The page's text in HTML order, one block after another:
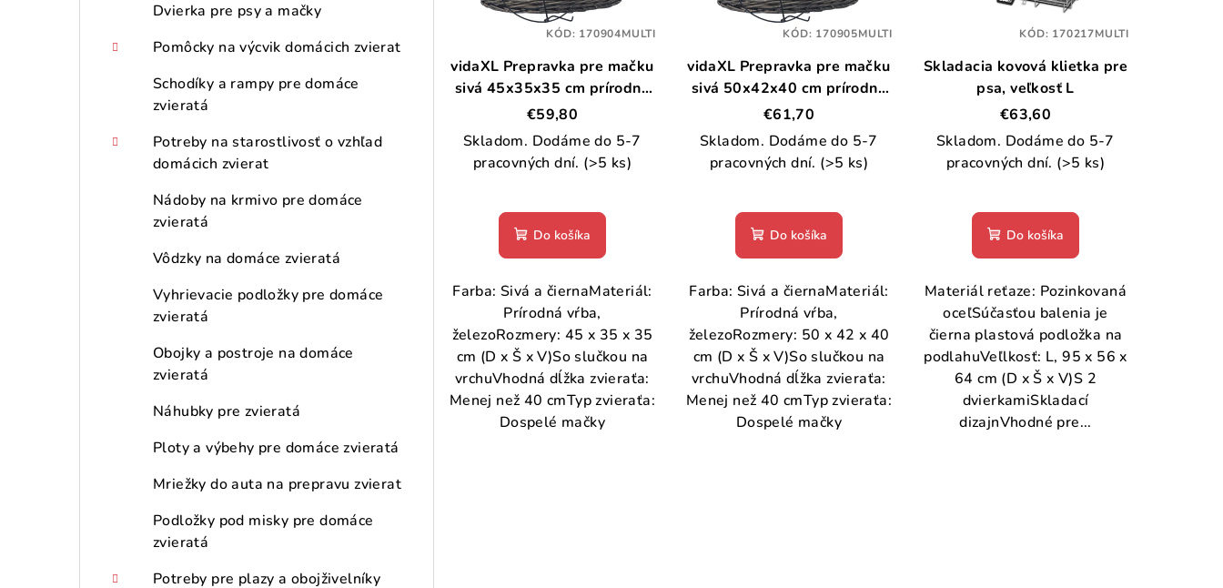
Dvierka pre psy a mačky
Pomôcky na výcvik domácich zvierat
Schodíky a rampy pre domáce
zvieratá
Potreby na starostlivosť o vzhľad
domácich zvierat
Nádoby na krmivo pre domáce
zvieratá
Vôdzky na domáce zvieratá
Vyhrievacie podložky pre domáce
zvieratá
Obojky a postroje na domáce
zvieratá
Náhubky pre zvieratá
Ploty a výbehy pre domáce zvieratá
Mriežky do auta na prepravu zvierat
Podložky pod misky pre domáce
zvieratá
Potreby pre plazy a obojživelníky
r
o
u
v
r
d
o
v
vidaXL Prepravka pre mačku
sivá 45x35x35 cm prírodná
vŕba
€59,80
Skladom. Dodáme do 5-7
pracovných dní. (>5 ks)
Do košíka
Farba: Sivá a čiernaMateriál:
Prírodná vŕba,
železoRozmery: 45 x 35 x 35
cm (D x Š x V)So slučkou na
vrchuVhodná dĺžka zvieraťa:
Menej než 40 cmTyp zvieraťa:
Dospelé mačky
KÓD: 170904MULTI
vidaXL Prepravka pre mačku
sivá 50x42x40 cm prírodná
vŕba
€61,70
Skladom. Dodáme do 5-7
pracovných dní. (>5 ks)
Do košíka
Farba: Sivá a čiernaMateriál:
Prírodná vŕba,
železoRozmery: 50 x 42 x 40
cm (D x Š x V)So slučkou na
vrchuVhodná dĺžka zvieraťa:
Menej než 40 cmTyp zvieraťa:
Dospelé mačky
KÓD: 170905MULTI
Skladacia kovová klietka pre
psa, veľkosť L
€63,60
Skladom. Dodáme do 5-7
pracovných dní. (>5 ks)
Do košíka
Materiál reťaze: Pozinkovaná
oceľSúčasťou balenia je
čierna plastová podložka na
podlahuVeľlkosť: L, 95 x 56 x
64 cm (D x Š x V)S 2
dvierkamiSkladací
dizajnVhodné pre...
KÓD: 170217MULTI